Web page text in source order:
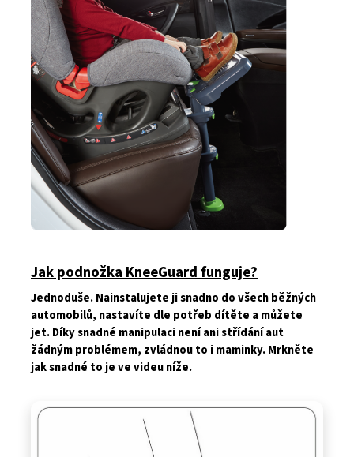
Jak podnožka KneeGuard funguje?
Jednoduše. Nainstalujete ji snadno do všech běžných
automobilů, nastavíte dle potřeb dítěte a můžete
jet. Díky snadné manipulaci není ani střídání aut
žádným problémem, zvládnou to i maminky. Mrkněte
jak snadné to je ve videu níže.